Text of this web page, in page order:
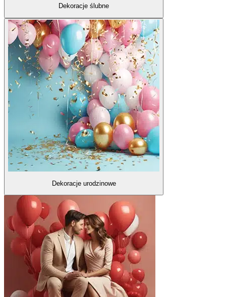
Dekoracje ślubne
Dekoracje urodzinowe